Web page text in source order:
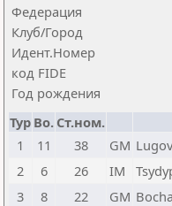
Федерация
Клуб/Город
Идент.Номер
код FIDE
Год рождения
Тур Bo. Ст.ном.
1
11 38 GM
2
6 26 IM
3
8 22 GM